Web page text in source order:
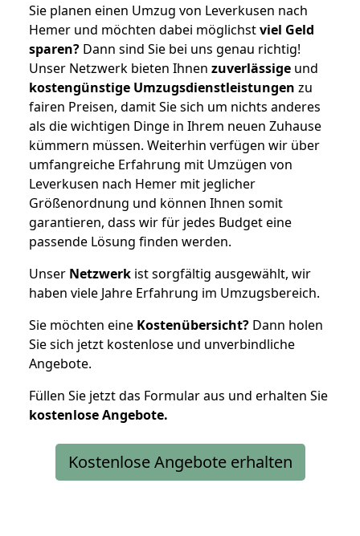
Sie planen einen Umzug von Leverkusen nach
Hemer und möchten dabei möglichstviel Geld
sparen? Dann sind Sie bei uns genau richtig!
Unser Netzwerk bieten Ihnen zuverlässige und
kostengünstige Umzugsdienstleistungen zu
fairen Preisen, damit Sie sich um nichts anderes
als die wichtigen Dinge in Ihrem neuen Zuhause
kümmern müssen. Weiterhin verfügen wir über
umfangreiche Erfahrung mit Umzügen von
Leverkusen nach Hemer mit jeglicher
Größenordnung und können Ihnen somit
garantieren, dass wir für jedes Budget eine
passende Lösung finden werden.
Unser Netzwerk ist sorgfältig ausgewählt, wir
haben viele Jahre Erfahrung im Umzugsbereich.
Sie möchten eine Kostenübersicht? Dann holen
Sie sich jetzt kostenlose und unverbindliche
Angebote.
Füllen Sie jetzt das Formular aus und erhalten Sie
kostenloseAngebote.
Kostenlose Angebote erhalten